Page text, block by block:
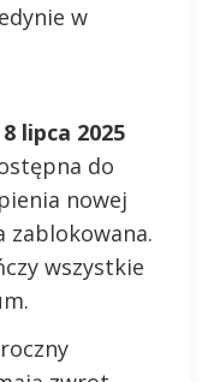
w
lipca 2025
do
nowej
zablokowana.
wszystkie